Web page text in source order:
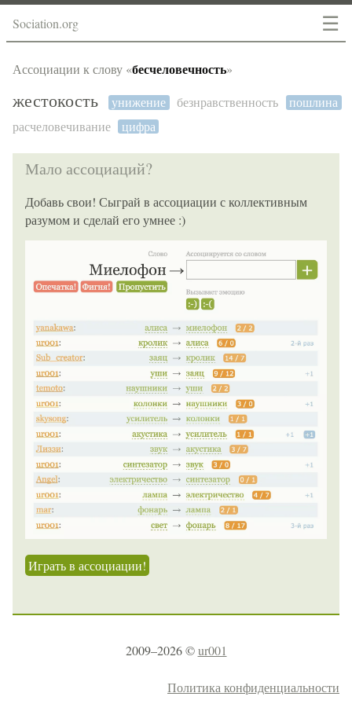
☰
Sociation.org
Ассоциации к слову «бесчеловечность»
жестокость унижение безнравственность
пошлина
расчеловечивание
цифра
Мало ассоциаций?
Добавь свои! Сыграй в ассоциации с коллективным
разумом и сделай его умнее :)
Играть в ассоциации!
2009–2026 ©ur001
Политика конфиденциальности